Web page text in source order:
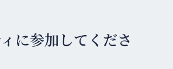
に参加してくださ